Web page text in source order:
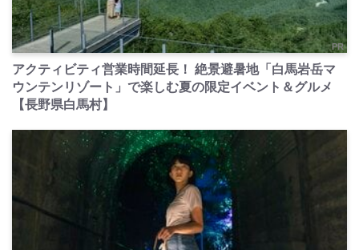
PR
アクティビティ営業時間延長！ 絶景避暑地「白馬岩岳マ
ウンテンリゾート」で楽しむ夏の限定イベント＆グルメ
【長野県白馬村】